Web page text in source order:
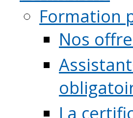
Formation
Nos
La